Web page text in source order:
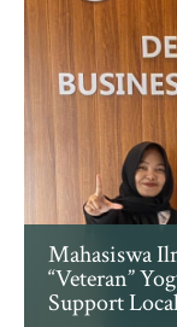
Mahasiswa
“Veteran”
Support